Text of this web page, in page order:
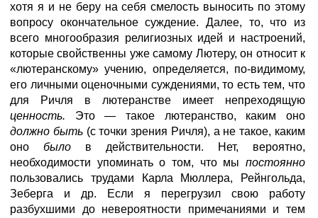
хотя я и не беру на себя смелость выносить по этому
вопросу окончательное суждение. Далее, то, что из
всего многообразия религиозных идей и настроений,
которые свойственны уже самому Лютеру, он относит к
«лютеранскому» учению, определяется, по-видимому,
его личными оценочными суждениями, то есть тем, что
для Ричля в лютеранстве имеет непреходящую
ценность. Это — такое лютеранство, каким оно
должно быть (с точки зрения Ричля), а не такое, каким
оно было в действительности. Нет, вероятно,
необходимости упоминать о том, что мы постоянно
пользовались трудами Карла Мюллера, Рейнгольда,
Зеберга и др. Если я перегрузил свою работу
разбухшими до невероятности примечаниями и тем